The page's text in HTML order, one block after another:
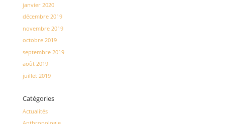
janvier 2020
décembre 2019
novembre 2019
octobre 2019
septembre 2019
août 2019
juillet 2019
Catégories
Actualités